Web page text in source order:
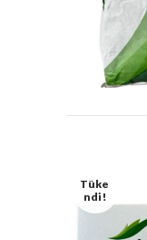
Tüke
Ndi!